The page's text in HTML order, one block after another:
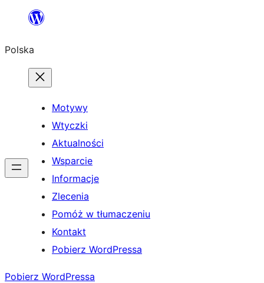
Przejdź
treści
Polska
Motywy
Wtyczki
Aktualności
Wsparcie
Informacje
Zlecenia
Pomóż w tłumaczeniu
Kontakt
Pobierz WordPressa
Pobierz WordPressa